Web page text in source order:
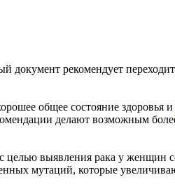
рекомендует
общее состояние здоровья и
делают возможным
целью выявления рака у
мутаций, которые